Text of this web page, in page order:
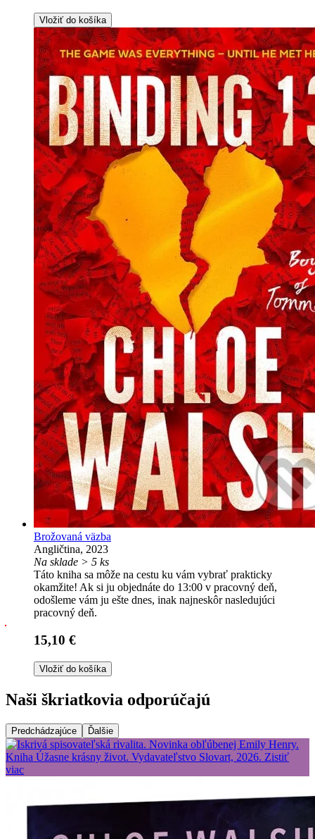
Vložiť do košíka
Brožovaná väzba
Angličtina, 2023
Na sklade > 5 ks
Táto kniha sa môže na cestu ku vám vybrať prakticky
okamžite! Ak si ju objednáte do 13:00 v pracovný deň,
odošleme vám ju ešte dnes, inak najneskôr nasledujúci
pracovný deň.
15,10 €
Vložiť do košíka
Naši škriatkovia odporúčajú
Predchádzajúce Ďalšie